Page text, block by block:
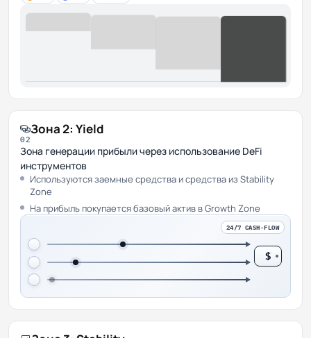
Зона 2: Yield
02
Зона генерации прибыли через использование DeFi
инструментов
Используются заемные средства и средства из Stability
Zone
На прибыль покупается базовый актив в Growth Zone
24/7 CASH-FLOW
$